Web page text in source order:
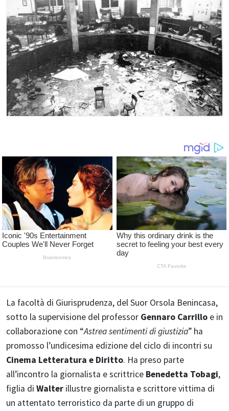
La facoltà di Giurisprudenza, del Suor Orsola Benincasa,
sotto la supervisione del professor Gennaro Carrillo e in
collaborazione con “Astrea sentimenti di giustizia” ha
promosso l’undicesima edizione del ciclo di incontri su
Cinema Letteratura e Diritto. Ha preso parte
all’incontro la giornalista e scrittrice Benedetta Tobagi,
figlia di Walter illustre giornalista e scrittore vittima di
un attentato terroristico da parte di un gruppo di